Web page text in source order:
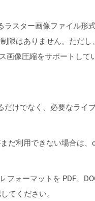
スター画像ファイル形
限はありません。ただ
画像圧縮をサポートし
けでなく、必要なライ
利用できない場合は、
ォーマットを PDF、
てください。